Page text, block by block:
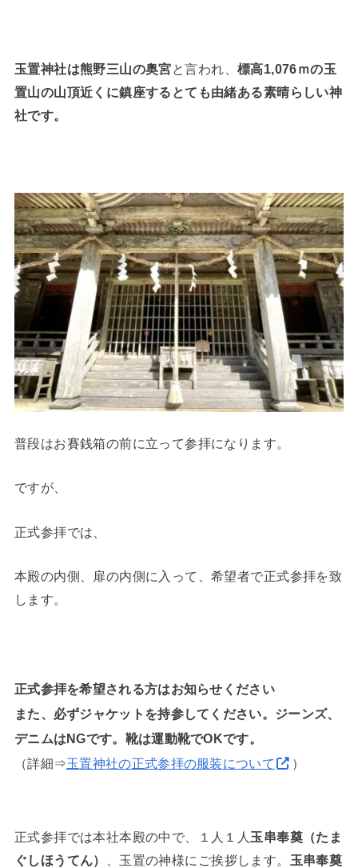
玉置神社は熊野三山の奥宮と言われ、 標高1,076ｍの玉
置山の山頂近くに鎮座するとても由緒ある素晴らしい神
社です。
普段はお賽銭箱の前に立って参拝になります。
ですが、
正式参拝では、
本殿の内側、扉の内側に入って、希望者で正式参拝を致
します。
正式参拝を希望される方はお知らせください
また、必ずジャケットを持参してください。ジーンズ、
デニムはNGです。靴は運動靴でOKです。
（詳細⇒玉置神社の正式参拝の服装について ）
正式参拝では本社本殿の中で、１人１人 玉串奉奠（たま
ぐしほうてん）
、玉置の神様にご挨拶します。 玉串奉奠